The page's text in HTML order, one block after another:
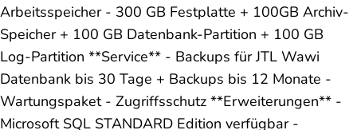
Arbeitsspeicher - 300 GB Festplatte + 100GB Archiv-
Speicher + 100 GB Datenbank-Partition + 100 GB
Log-Partition **Service** - Backups für JTL Wawi
Datenbank bis 30 Tage + Backups bis 12 Monate -
Wartungspaket - Zugriffsschutz **Erweiterungen** -
Microsoft SQL STANDARD Edition verfügbar -